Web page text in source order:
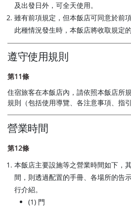
及出發日外，可全天使用。
雖有前項規定，但本飯店可同意於前
此種情況發生時，本飯店將收取規定的
遵守使用規則
第11條
住宿旅客在本飯店內，請依照本飯店所
規則（包括使用導覽、各注意事項、指引
營業時間
第12條
本飯店主要設施等之營業時間如下，
間，則透過配置的手冊、各場所的告
行介紹。
(1) 門